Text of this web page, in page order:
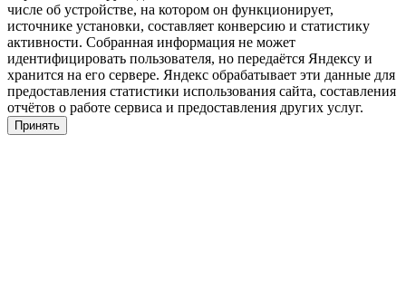
числе об устройстве, на котором он функционирует,
источнике установки, составляет конверсию и статистику
активности. Собранная информация не может
идентифицировать пользователя, но передаётся Яндексу и
хранится на его сервере. Яндекс обрабатывает эти данные для
предоставления статистики использования сайта, составления
отчётов о работе сервиса и предоставления других услуг.
Принять